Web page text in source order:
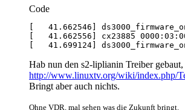
Code
[   41.699124]
Hab nun den s2-liplianin Treiber
http://www.linuxtv.org/wiki/index.php/
Bringt aber auch nichts.
Ohne VDR, mal sehen was die Zukunft bringt.